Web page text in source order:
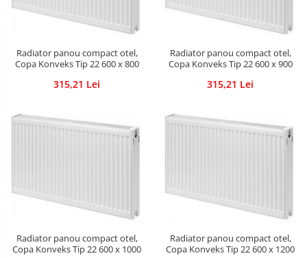
Radiator panou compact otel,
Copa Konveks Tip 22 600 x 800
315,21 Lei
Radiator panou compact otel,
Copa Konveks Tip 22 600 x 900
315,21 Lei
Radiator panou compact otel,
Copa Konveks Tip 22 600 x 1000
Radiator panou compact otel,
Copa Konveks Tip 22 600 x 1200